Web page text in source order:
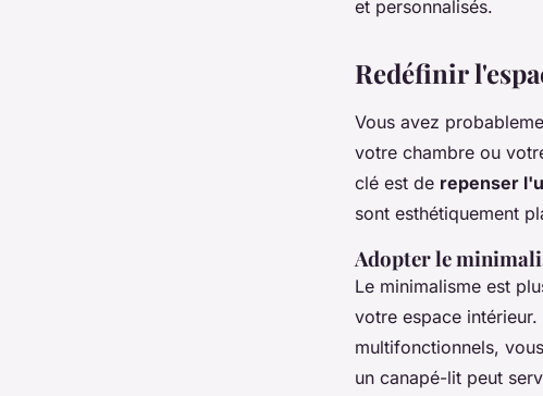
et personnalisés.
Redéfinir
Vous avez
votre chambre ou
clé est de repenser
sont esthétiquement
Adopter le
Le minimalisme est
votre espace
multifonctionnels,
un canapé-lit peut